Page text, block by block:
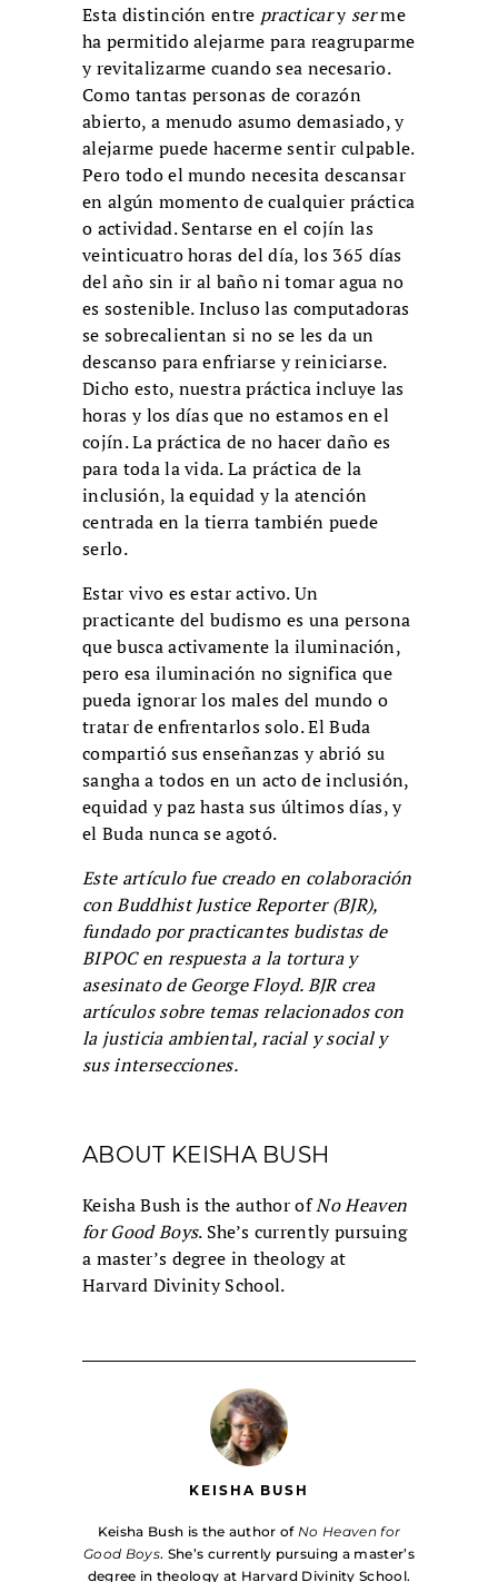
Esta distinción entre practicary serme
ha permitido alejarme para reagruparme
y revitalizarme cuando sea necesario.
Como tantas personas de corazón
abierto, a menudo asumo demasiado, y
alejarme puede hacerme sentir culpable.
Pero todo el mundo necesita descansar
en algún momento de cualquier práctica
o actividad. Sentarse en el cojín las
veinticuatro horas del día, los 365 días
del año sin ir al baño ni tomar agua no
es sostenible. Incluso las computadoras
se sobrecalientan si no se les da un
descanso para enfriarse y reiniciarse.
Dicho esto, nuestra práctica incluye las
horas y los días que no estamos en el
cojín. La práctica de no hacer daño es
para toda la vida. La práctica de la
inclusión, la equidad y la atención
centrada en la tierra también puede
serlo.
Estar vivo es estar activo. Un
practicante del budismo es una persona
que busca activamente la iluminación,
pero esa iluminación no significa que
pueda ignorar los males del mundo o
tratar de enfrentarlos solo. El Buda
compartió sus enseñanzas y abrió su
sangha a todos en un acto de inclusión,
equidad y paz hasta sus últimos días, y
el Buda nunca se agotó.
Este artículo fue creado en colaboración
con Buddhist Justice Reporter (BJR),
fundado por practicantes budistas de
BIPOC en respuesta a la tortura y
asesinato de George Floyd. BJR crea
artículos sobre temas relacionados con
la justicia ambiental, racial y social y
sus intersecciones.
ABOUT KEISHA BUSH
Keisha Bush is the author ofNo Heaven
for Good Boys. She’s currently pursuing
a master’s degree in theology at
Harvard Divinity School.
KEISHA BUSH
Keisha Bush is the author of No Heaven for
Good Boys. She’s currently pursuing a master’s
degree in theology at Harvard Divinity School.